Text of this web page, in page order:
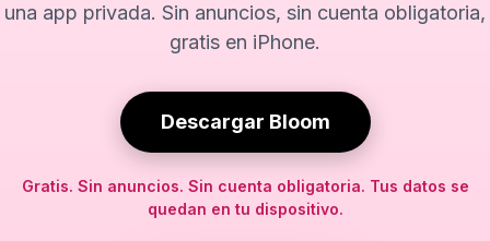
una app privada. Sin anuncios, sin cuenta obligatoria,
gratis en iPhone.
Descargar Bloom
Gratis. Sin anuncios. Sin cuenta obligatoria. Tus datos se
quedan en tu dispositivo.